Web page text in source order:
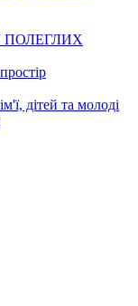
ПОЛЕГЛИХ
дітей та молоді